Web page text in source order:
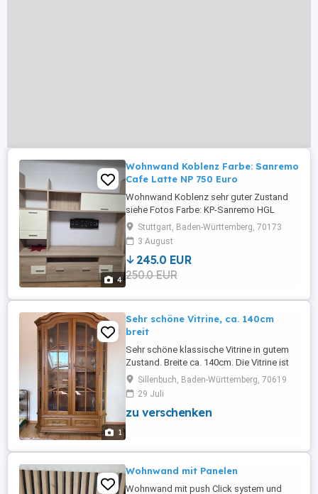
4
Wohnwand Koblenz Farbe: Sanremo
Cafe Latte NP 750 Euro
Wohnwand Koblenz sehr guter Zustand
siehe Fotos Farbe: KP-Sanremo HGL
Cafe.Late incl. mit Beleuchtung B-322 cm
H-203,5 cm T-41-55 cm vom Möbelhaus
XXL Lutz Abholung Stuttgart-Neugereut
siehe Fotos
Stuttgart, Baden-Württemberg, 70173
3 August
245.0 EUR
250.0 EUR
1
Sehr schöne Vitrine, ca. 140cm
breit
Sehr schöne klassische Vitrine in gutem
Zustand. Breite ca. 140cm. Die Vitrine ist
an der höchsten Stelle 191cm. Ohne Inhalt.
Die Vitrine muss selbst abgebaut und
abgeholt werden.
Sillenbuch, Baden-Württemberg, 70619
29 Juli
zu verschenken
Wohnwand mit Panelen
Wohnwand mit push Click system und